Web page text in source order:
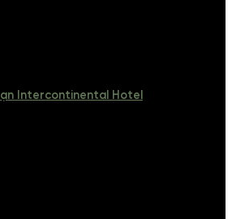
Intercontinental Hotel